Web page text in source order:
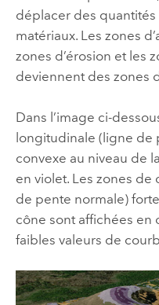
déplacer des
matériaux. Les zones
zones d’érosion et les
deviennent des zones
Dans l’image ci-
longitudinale (ligne
convexe au niveau de
en violet. Les zones
de pente normale)
cône sont affichées en
faibles valeurs de